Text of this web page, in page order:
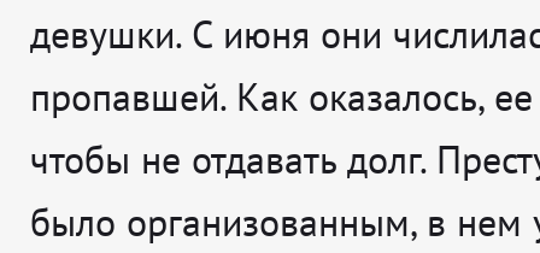
девушки. С июня они
пропавшей. Как оказалось,
чтобы не отдавать долг.
было организованным, в нем